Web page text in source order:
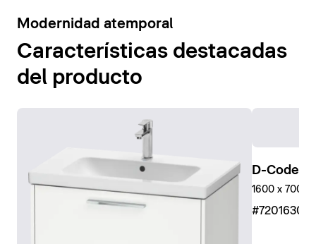
10
Modernidad atemporal
Características destacadas
del producto
D-Code
1600 x 700